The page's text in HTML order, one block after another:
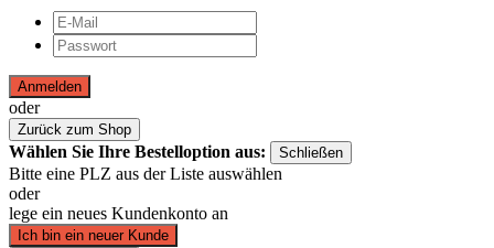
Anmelden
oder
Zurück zum Shop
Wählen Sie Ihre Bestelloption aus: Schließen
Bitte eine PLZ aus der Liste auswählen
oder
lege ein neues Kundenkonto an
Ich bin ein neuer Kunde